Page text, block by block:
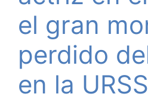
el gran
perdido
en la URSS